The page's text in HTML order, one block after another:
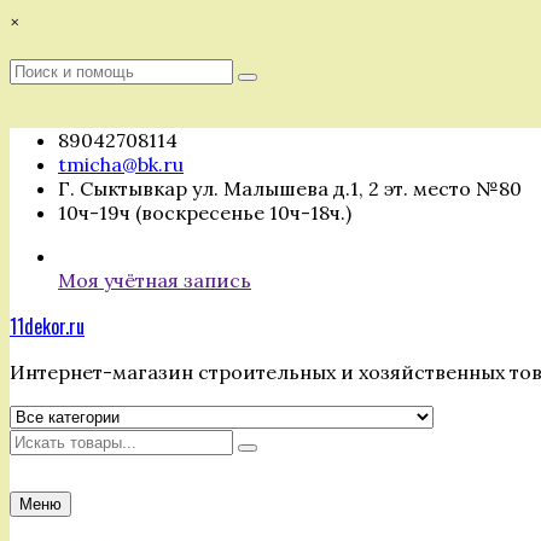
Перейти
содержимому
×
Поиск
Поиск
89042708114
tmicha@bk.ru
Г. Сыктывкар ул. Малышева д.1, 2 эт. место №80
10ч-19ч (воскресенье 10ч-18ч.)
Моя учётная запись
11dekor.ru
Интернет-магазин строительных и хозяйственных
Искать
Меню